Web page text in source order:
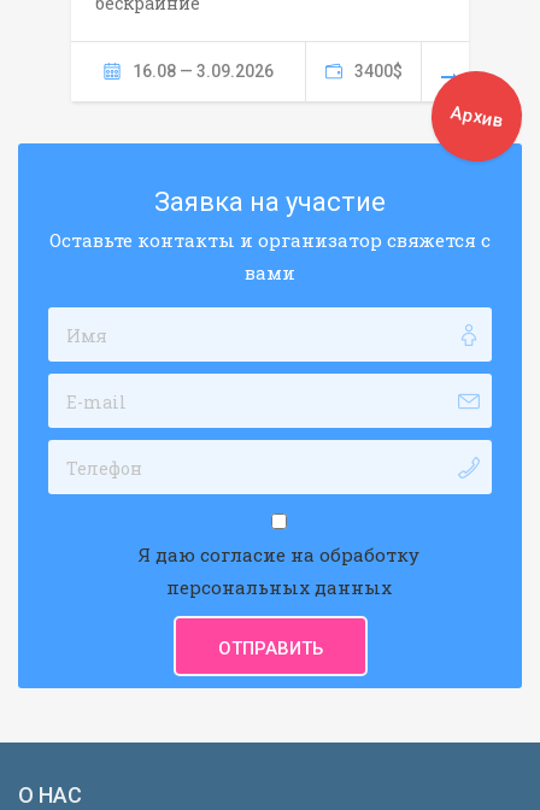
16.08 — 3.09.2026 3400$
Архив
Заявка на участие
Оставьте контакты и организатор свяжется с
вами
Я даю согласие на обработку
персональных данных
О НАС